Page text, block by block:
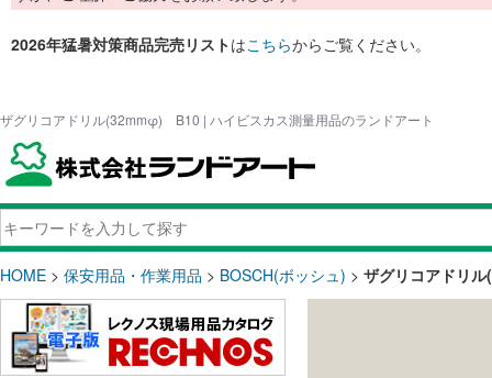
2026年猛暑対策商品完売リストはこちらからご覧ください。
ザグリコアドリル(32mmφ) B10 | ハイビスカス測量用品のランドアート
HOME > 保安用品・作業用品 > BOSCH(ボッシュ) > ザグリコアドリ